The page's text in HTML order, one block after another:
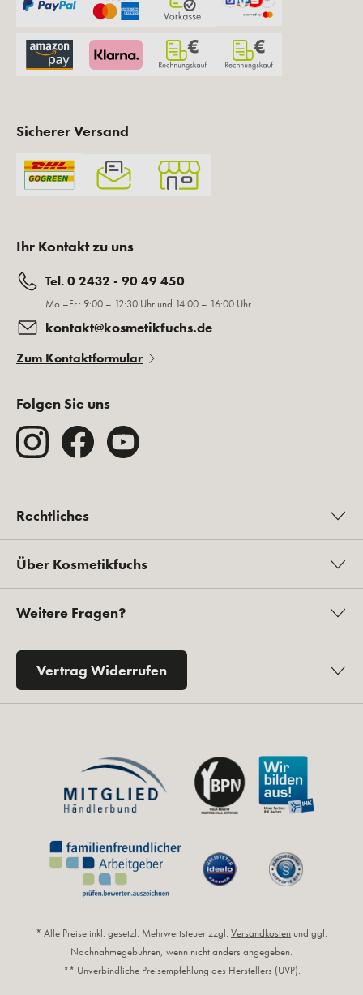
Sicherer Versand
Ihr Kontakt zu uns
Tel. 0 2432 - 90 49 450
Mo.–Fr.: 9:00 – 12:30 Uhr und 14:00 – 16:00 Uhr
kontakt@kosmetikfuchs.de
Zum Kontaktformular
Folgen Sie uns
Rechtliches
Über Kosmetikfuchs
Weitere Fragen?
Vertrag Widerrufen
* Alle Preise inkl. gesetzl. Mehrwertsteuer zzgl. Versandkosten und ggf.
Nachnahmegebühren, wenn nicht anders angegeben.
** Unverbindliche Preisempfehlung des Herstellers (UVP).